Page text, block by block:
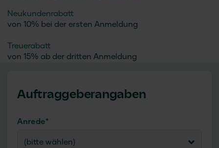
Neukundenrabatt
von 10% bei der ersten Anmeldung
Treuerabatt
von 15% ab der dritten Anmeldung
Auftraggeberangaben
Anrede*
(bitte wählen)